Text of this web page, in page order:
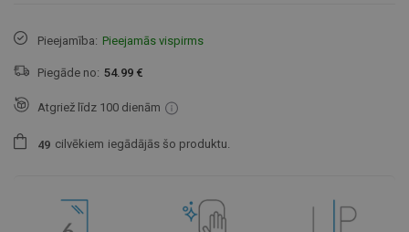
Pieejamība: Pieejamās vispirms
Piegāde no: 54.99 €
Atgriež līdz 100 dienām
49 cilvēkiem iegādājās šo produktu.